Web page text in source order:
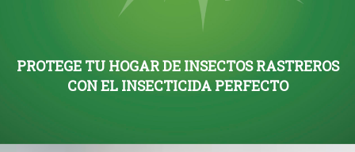
PROTEGE TU HOGAR DE INSECTOS RASTREROS
CON EL INSECTICIDA PERFECTO